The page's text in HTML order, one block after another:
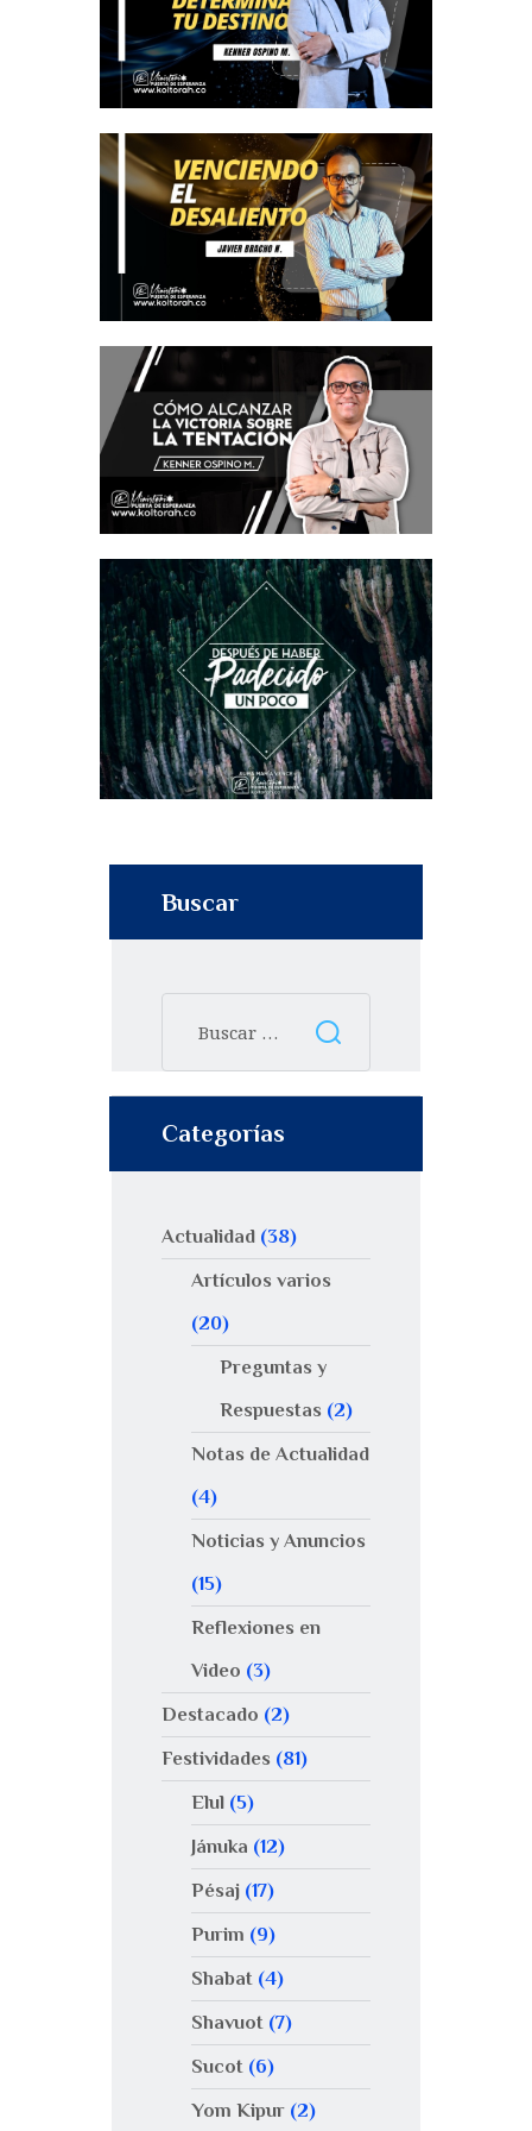
Buscar
Categorías
Actualidad (38)
Artículos varios
(20)
Preguntas y
Respuestas (2)
Notas de Actualidad
(4)
Noticias y Anuncios
(15)
Reflexiones en
Video (3)
Destacado (2)
Festividades (81)
Elul(5)
Jánuka (12)
Pésaj(17)
Purim (9)
Shabat(4)
Shavuot(7)
Sucot(6)
Yom Kipur(2)